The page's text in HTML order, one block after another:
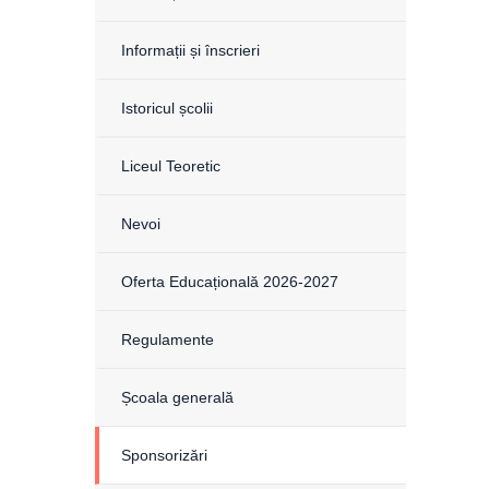
Informații și înscrieri
Istoricul școlii
Liceul Teoretic
Nevoi
Oferta Educațională 2026-2027
Regulamente
Școala generală
Sponsorizări